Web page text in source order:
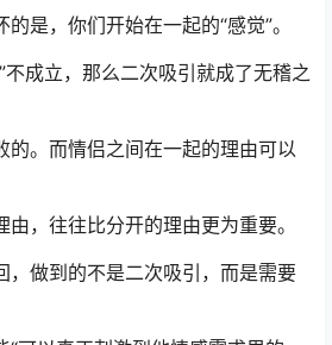
是，你们开始在一起的“感觉”。
不成立，那么二次吸引就成了无稽之
的。而情侣之间在一起的理由可以
，往往比分开的理由更为重要。
，做到的不是二次吸引，而是需要